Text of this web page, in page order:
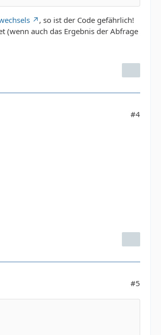
, so ist der Code gefährlich!
(wenn auch das Ergebnis der Abfrage
#4
#5